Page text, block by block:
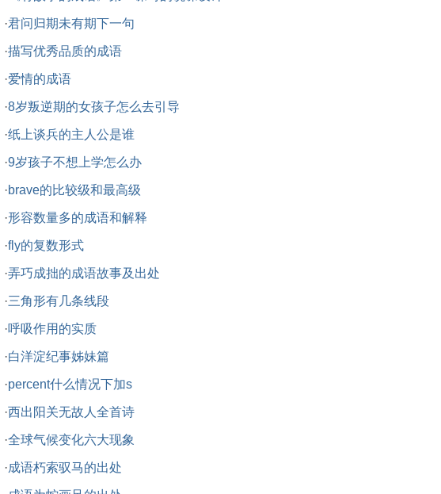
·君问归期未有期下一句
·描写优秀品质的成语
·爱情的成语
·8岁叛逆期的女孩子怎么去引导
·纸上谈兵的主人公是谁
·9岁孩子不想上学怎么办
·brave的比较级和最高级
·形容数量多的成语和解释
·fly的复数形式
·弄巧成拙的成语故事及出处
·三角形有几条线段
·呼吸作用的实质
·白洋淀纪事姊妹篇
·percent什么情况下加s
·西出阳关无故人全首诗
·全球气候变化六大现象
·成语朽索驭马的出处